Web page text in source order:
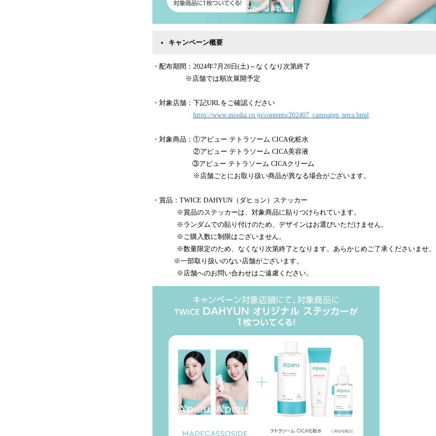
キャンペーン概要
・配布期間：2024年7月20日(土)～なくなり次第終了
※店舗では順次展開予定
・対象店舗：下記URLをご確認ください
https://www.missha.co.jp/contents/202407_campaign_tetra.html
・対象商品：①アピュー テトラソーム CICA化粧水
②アピュー テトラソーム CICA美容液
③アピュー テトラソーム CICAクリーム
※店舗ごとにお取り扱い商品が異なる場合がございます。
・賞品：TWICE DAHYUN（ダヒョン）ステッカー
※賞品のステッカーは、対象商品に貼りつけられています。
※ランダムでの貼り付けのため、デザインはお選びいただけません。
※ご購入数に制限はございません。
※数量限定のため、なくなり次第終了となります。あらかじめご了承くださいませ。
※一部取り扱いのない店舗がございます。
※店舗へのお問い合わせはご遠慮ください。